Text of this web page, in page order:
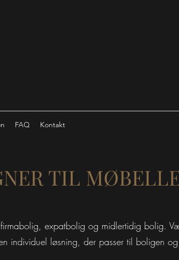
FAQ Kontakt
TIL
expatbolig og midlertidig bolig.
individuel løsning, der passer til boligen